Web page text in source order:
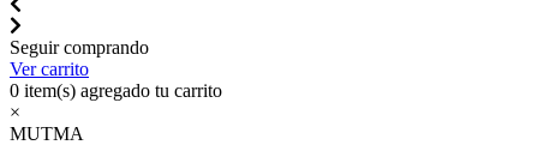
Seguir comprando
Ver carrito
0 item(s) agregado tu carrito
×
MUTMA